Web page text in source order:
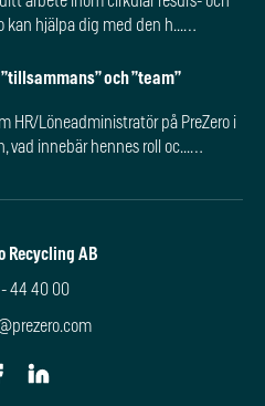
kan hjälpa dig med den h...…
och ”team”
HR/Löneadministratör på PreZero i
vad innebär hennes roll oc...…
Recycling AB
- 44 40 00